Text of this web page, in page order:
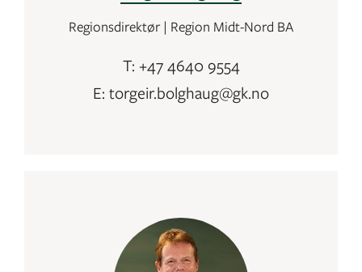
Regionsdirektør | Region Midt-Nord BA
T: +47 4640 9554
E: torgeir.bolghaug@gk.no